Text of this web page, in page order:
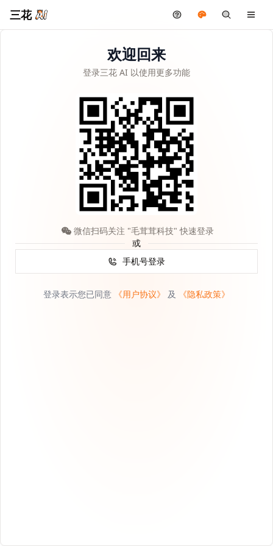
三花
欢迎回来
登录三花 AI 以使用更多功能
手机号登录
或
微信扫码关注 "毛茸茸科技" 快速登录
登录表示您已同意 《用户协议》 及 《隐私政策》